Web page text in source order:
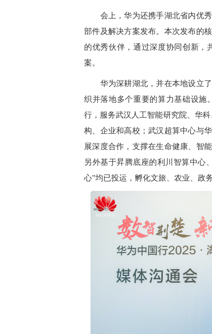
会上，华为还携手湖北省内优
部件及解决方案发布。本次发布的
的优秀伙伴，通过深度协同创新，
案。
华为深耕湖北，并在本地设立了
织并落地多个重要的算力基础设施
行，服务武汉人工智能研究院、华
构、企业和高校；武汉超算中心与
展深度合作，支撑在生命健康、智
另外基于昇腾底座的利川智算中心
心”均已投运，孵化文旅、农业、政